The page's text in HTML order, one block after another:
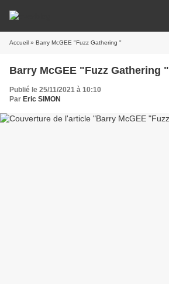
Accueil » Barry McGEE "Fuzz Gathering "
Barry McGEE "Fuzz Gathering "
Publié le 25/11/2021 à 10:10
Par Eric SIMON